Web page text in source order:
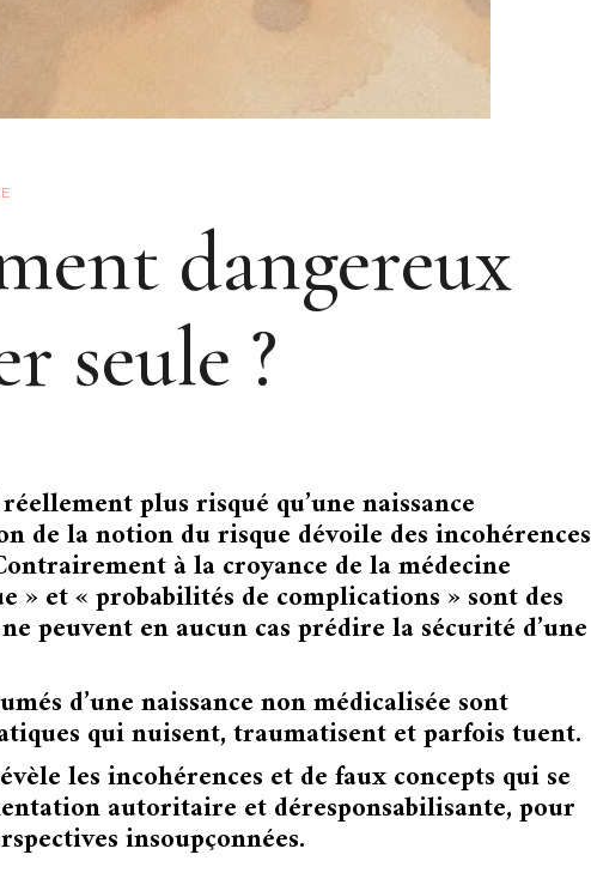
dangereux
seule ?
plus risqué qu’une naissance
de la notion du risque dévoile des incohérences
à la croyance de la médecine
» et « probabilités de complications » sont des
peuvent en aucun cas prédire la sécurité d’une
d’une naissance non médicalisée sont
qui nuisent, traumatisent et parfois tuent.
les incohérences et de faux concepts qui se
autoritaire et déresponsabilisante, pour
insoupçonnées.